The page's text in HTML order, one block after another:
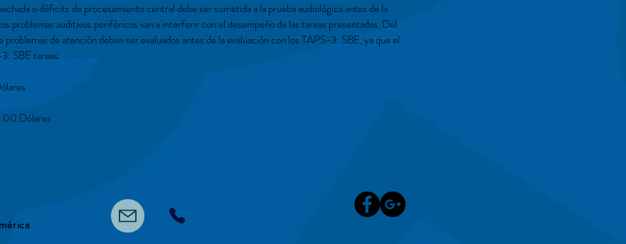
o déficits de procesamiento central debe ser sometida a la prueba audiológica antes de la
problemas auditivos periféricos van a interferir con el desempeño de las tareas presentadas. Del
de atención deben ser evaluados antes de la evaluación con los TAPS-3: SBE, ya que el
SBE tareas.
Dólares